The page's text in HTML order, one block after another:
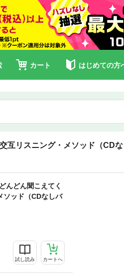
カート はじめての方
互リスニング・メソッド（CDな
んどん聞こえてく
ソッド（CDなしバ
試し読み カートへ